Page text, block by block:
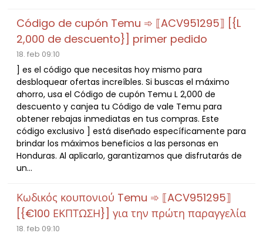
Código de cupón Temu ➾ ⟦ACV951295⟧ [{L
2,000 de descuento}] primer pedido
18. feb 09:10
] es el código que necesitas hoy mismo para
desbloquear ofertas increíbles. Si buscas el máximo
ahorro, usa el Código de cupón Temu L 2,000 de
descuento y canjea tu Código de vale Temu para
obtener rebajas inmediatas en tus compras. Este
código exclusivo ] está diseñado específicamente para
brindar los máximos beneficios a las personas en
Honduras. Al aplicarlo, garantizamos que disfrutarás de
un...
Κωδικός κουπονιού Temu ➾ ⟦ACV951295⟧
[{€100 ΕΚΠΤΩΣΗ}] για την πρώτη παραγγελία
18. feb 09:10